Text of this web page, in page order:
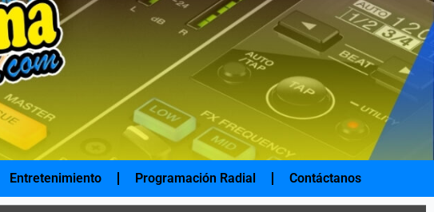
Entretenimiento Programación Radial Contáctanos